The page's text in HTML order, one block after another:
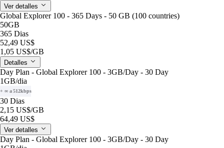
Ver detalles
Global Explorer 100 - 365 Days - 50 GB (100 countries)
50GB
365 Dias
52,49 US$
1,05 US$/GB
Detalles
Day Plan - Global Explorer 100 - 3GB/Day - 30 Day
1GB/dia
+ ∞ a 512kbps
30 Dias
2,15 US$/GB
64,49 US$
Ver detalles
Day Plan - Global Explorer 100 - 3GB/Day - 30 Day